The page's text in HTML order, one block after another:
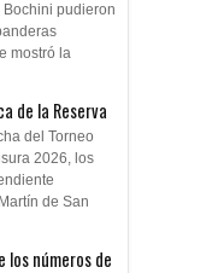
pudieron
mostró la
de la Reserva
del Torneo
2026, los
de San
los números de